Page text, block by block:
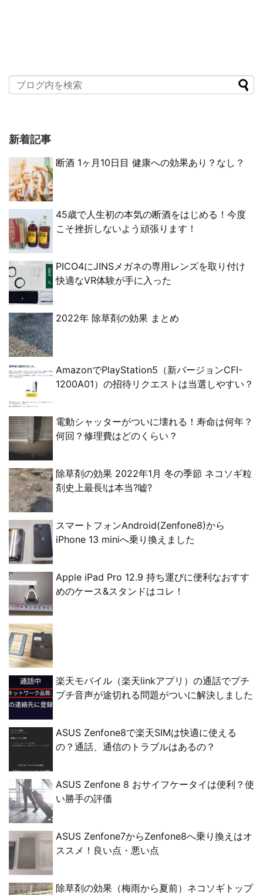
新着記事
断酒 1ヶ月10日目 健康への効果あり？なし？
45歳で人生初の本気の断酒をはじめる！今度
こそ挫折しないよう頑張ります！
PICO4にJINSメガネの専用レンズを取り付け
快適なVR体験が手に入った
2022年 除草剤の効果 まとめ
AmazonでPlayStation5（新バージョンCFI-
1200A01）の招待リクエストは当選しやすい？
電動シャッターがついに壊れる！寿命は何年？
何回？修理費はどのくらい？
除草剤の効果 2022年1月 冬の季節 ネコソギ粒
剤史上最長!は本当?嘘?
スマートフォンAndroid(Zenfone8)から
iPhone 13 miniへ乗り換えました
Apple iPad Pro 12.9 持ち運びに便利なおすす
めのケース&スタンドはコレ！
楽天モバイル（楽天linkアプリ）の通話でプチ
プチ音声が途切れる問題がついに解決しました
ASUS Zenfone8で楽天SIMは快適に使える
の？通話、通信のトラブルはあるの？
ASUS Zenfone 8 おサイフケータイは便利？使
い勝手の評価
ASUS Zenfone7からZenfone8へ乗り換えはオ
ススメ！良い点・悪い点
除草剤の効果（梅雨から夏前）ネコソギトップ